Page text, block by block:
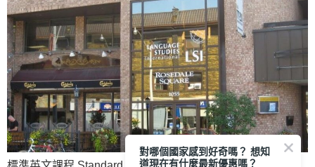
對哪個國家感到好奇嗎？ 想知
道現在有什麼最新優惠嗎？